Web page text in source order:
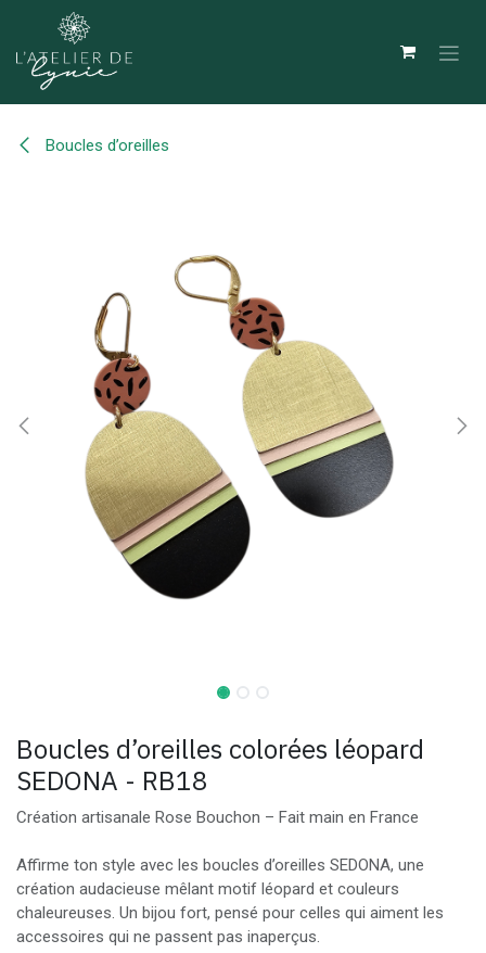
Se rendre au contenu
Boucles d’oreilles
Boucles d’oreilles colorées léopard
SEDONA - RB18
Création artisanale Rose Bouchon – Fait main en France
Affirme ton style avec les boucles d’oreilles SEDONA, une
création audacieuse mêlant motif léopard et couleurs
chaleureuses. Un bijou fort, pensé pour celles qui aiment les
accessoires qui ne passent pas inaperçus.